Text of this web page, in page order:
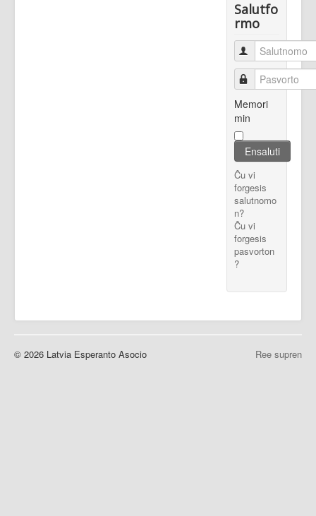
Salutfo
rmo
Salutnomo
Pasvorto
Memori
min
Ensaluti
Ĉu vi
forgesis
salutnomo
n?
Ĉu vi
forgesis
pasvorton
?
Ree supren
© 2026 Latvia Esperanto Asocio